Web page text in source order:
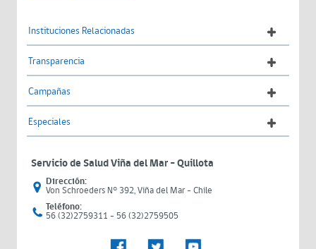
Instituciones Relacionadas
Transparencia
Campañas
Especiales
Servicio de Salud Viña del Mar – Quillota
Dirección:
Von Schroeders N° 392, Viña del Mar - Chile
Teléfono:
56 (32)2759311 - 56 (32)2759505